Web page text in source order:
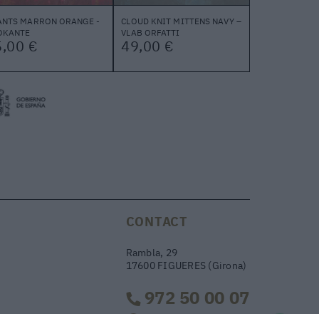
MARRON ORANGE -
€
CLOUD KNIT MITTENS NAVY –
VLAB ORFATTI
49,00 €
CONTACT
Rambla, 29
17600 FIGUERES (Girona)
972 50 00 07